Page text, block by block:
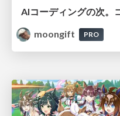
moongift
PRO